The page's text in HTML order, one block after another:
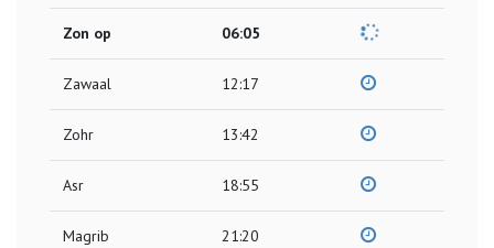
Zon op 06:05
Zawaal 12:17
Zohr 13:42
Asr 18:55
Magrib 21:20